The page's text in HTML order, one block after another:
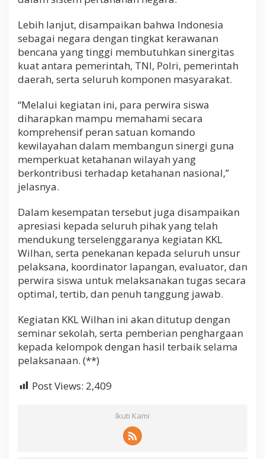
Lebih lanjut, disampaikan bahwa Indonesia
sebagai negara dengan tingkat kerawanan
bencana yang tinggi membutuhkan sinergitas
kuat antara pemerintah, TNI, Polri, pemerintah
daerah, serta seluruh komponen masyarakat.
“Melalui kegiatan ini, para perwira siswa
diharapkan mampu memahami secara
komprehensif peran satuan komando
kewilayahan dalam membangun sinergi guna
memperkuat ketahanan wilayah yang
berkontribusi terhadap ketahanan nasional,”
jelasnya.
Dalam kesempatan tersebut juga disampaikan
apresiasi kepada seluruh pihak yang telah
mendukung terselenggaranya kegiatan KKL
Wilhan, serta penekanan kepada seluruh unsur
pelaksana, koordinator lapangan, evaluator, dan
perwira siswa untuk melaksanakan tugas secara
optimal, tertib, dan penuh tanggung jawab.
Kegiatan KKL Wilhan ini akan ditutup dengan
seminar sekolah, serta pemberian penghargaan
kepada kelompok dengan hasil terbaik selama
pelaksanaan. (**)
Post Views: 2,409
Ikuti Kami